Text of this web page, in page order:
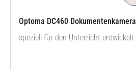
Optoma DC460 Dokumentenkamera
speziell für den Unterricht entwickelt